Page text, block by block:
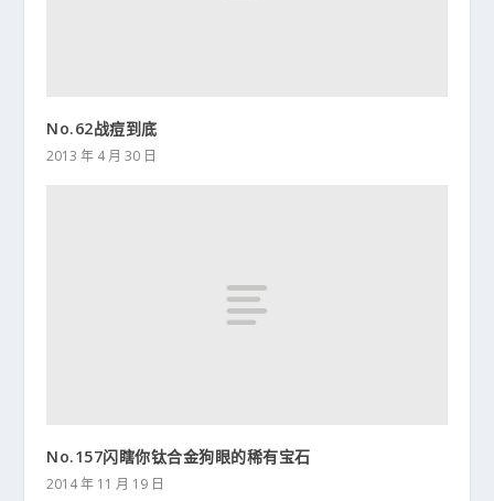
No.62战痘到底
2013 年 4 月 30 日
No.157闪瞎你钛合金狗眼的稀有宝石
2014 年 11 月 19 日